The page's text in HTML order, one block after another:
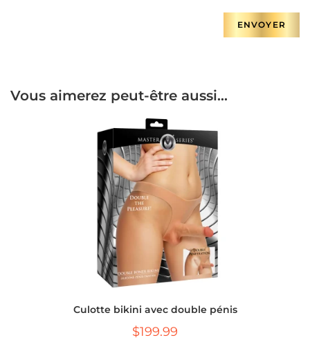
Vous aimerez peut-être aussi…
Culotte bikini avec double pénis
$199.99